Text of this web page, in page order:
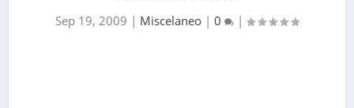
Sep 19, 2009 | Miscelaneo | 0 |